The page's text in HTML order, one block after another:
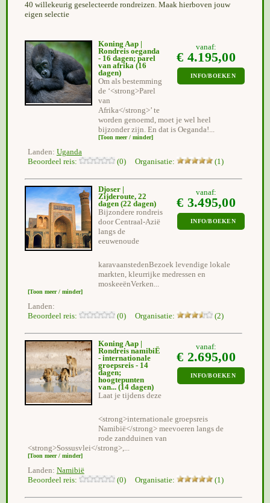
40 willekeurig geselecteerde rondreizen. Maak hierboven jouw
eigen selectie
vanaf:
€ 4.195,00
INFO/BOEKEN
Koning Aap |
Rondreis oeganda
- 16 dagen; parel
van afrika (16
dagen)
Om als bestemming
de ‘<strong>Parel
van
Afrika</strong>’ te
worden genoemd, moet je wel heel
bijzonder zijn. En dat is Oeganda!...
[Toon meer / minder]
Landen: Uganda
Beoordeel reis:
(0) Organisatie: (1)
vanaf:
€ 3.495,00
INFO/BOEKEN
Djoser |
Zijderoute, 22
dagen (22 dagen)
Bijzondere rondreis
door Centraal-Azië
langs de
eeuwenoude
karavaanstedenBezoek levendige lokale
markten, kleurrijke medressen en
moskeeënVerken...
[Toon meer / minder]
Landen:
Beoordeel reis:
(0) Organisatie: (2)
vanaf:
€ 2.695,00
INFO/BOEKEN
Koning Aap |
Rondreis namibiË
- internationale
groepsreis - 14
dagen;
hoogtepunten
van... (14 dagen)
Laat je tijdens deze
<strong>internationale groepsreis
Namibië</strong> meevoeren langs de
rode zandduinen van
<strong>Sossusvlei</strong>,...
[Toon meer / minder]
Landen: Namibië
Beoordeel reis:
(0) Organisatie: (1)